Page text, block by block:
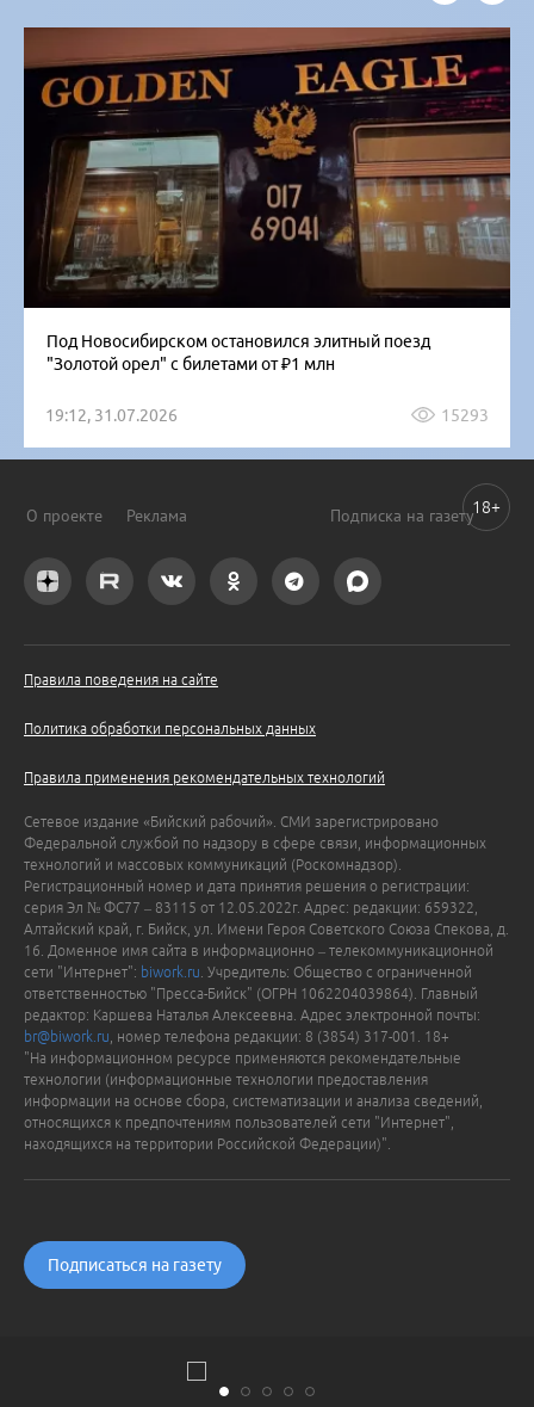
Под Новосибирском остановился элитный поезд
"Золотой орел" с билетами от ₽1 млн
19:12, 31.07.2026 15293
О проекте Реклама Подписка на газету
Правила поведения на сайте
Политика обработки персональных данных
Правила применения рекомендательных технологий
Сетевое издание «Бийский рабочий». СМИ зарегистрировано
Федеральной службой по надзору в сфере связи, информационных
технологий и массовых коммуникаций (Роскомнадзор).
Регистрационный номер и дата принятия решения о регистрации:
серия Эл № ФС77 – 83115 от 12.05.2022г. Адрес: редакции: 659322,
Алтайский край, г. Бийск, ул. Имени Героя Советского Союза Спекова, д.
16. Доменное имя сайта в информационно – телекоммуникационной
сети "Интернет": biwork.ru . Учредитель: Общество с ограниченной
ответственностью "Пресса-Бийск" (ОГРН 1062204039864). Главный
редактор: Каршева Наталья Алексеевна. Адрес электронной почты:
br@biwork.ru , номер телефона редакции: 8 (3854) 317-001. 18+
"На информационном ресурсе применяются рекомендательные
технологии (информационные технологии предоставления
информации на основе сбора, систематизации и анализа сведений,
относящихся к предпочтениям пользователей сети "Интернет",
находящихся на территории Российской Федерации)".
Подписаться на газету
18+